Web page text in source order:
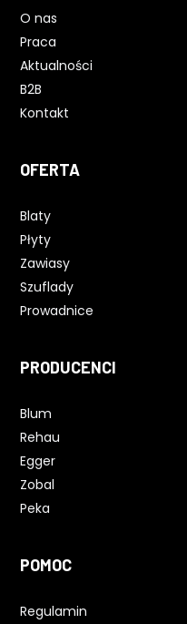
O nas
Praca
Aktualności
B2B
Kontakt
OFERTA
Blaty
Płyty
Zawiasy
Szuflady
Prowadnice
PRODUCENCI
Blum
Rehau
Egger
Zobal
Peka
POMOC
Regulamin